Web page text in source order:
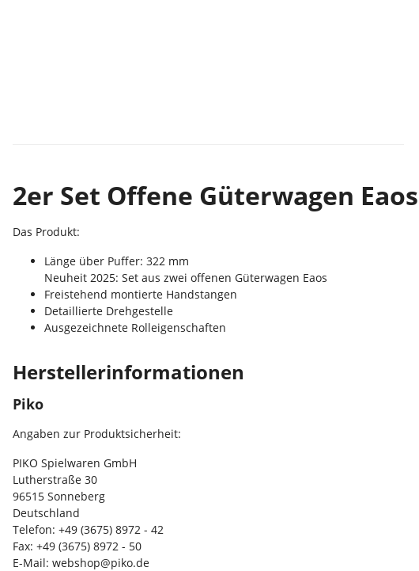
2er Set Offene Güterwagen
Das Produkt:
Länge über Puffer: 322 mm
Neuheit 2025: Set aus zwei offenen Güterwagen Eaos
Freistehend montierte Handstangen
Detaillierte Drehgestelle
Ausgezeichnete Rolleigenschaften
Herstellerinformationen
Piko
Angaben zur Produktsicherheit:
PIKO Spielwaren GmbH
Lutherstraße 30
96515 Sonneberg
Deutschland
Telefon: +49 (3675) 8972 - 42
Fax: +49 (3675) 8972 - 50
E-Mail: webshop@piko.de